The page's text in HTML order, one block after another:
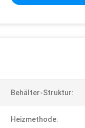
Behälter-Struktur:
Heizmethode: